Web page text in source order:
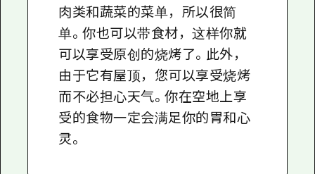
肉类和蔬菜的菜单，所以很简
单。你也可以带食材，这样你就
可以享受原创的烧烤了。此外，
由于它有屋顶，您可以享受烧烤
而不必担心天气。你在空地上享
受的食物一定会满足你的胃和心
灵。